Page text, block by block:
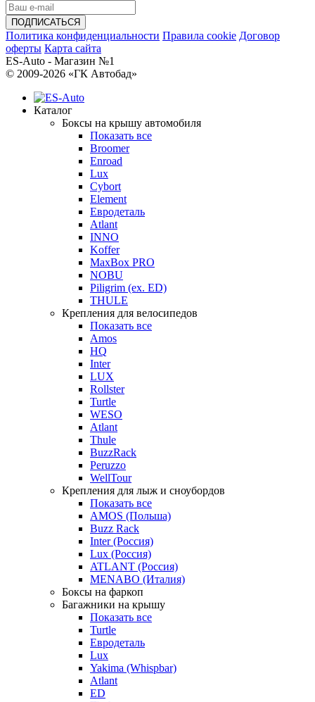
Политика конфиденциальности Правила cookie Договор
оферты Карта сайта
ES-Auto - Магазин №1
© 2009-2026 «ГК Автобад»
Каталог
Боксы на крышу автомобиля
Показать все
Broomer
Enroad
Lux
Cybort
Element
Евродеталь
Atlant
INNO
Koffer
MaxBox PRO
NOBU
Piligrim (ex. ED)
THULE
Крепления для велосипедов
Показать все
Amos
HQ
Inter
LUX
Rollster
Turtle
WESO
Atlant
Thule
BuzzRack
Peruzzo
WellTour
Крепления для лыж и сноубордов
Показать все
AMOS (Польша)
Buzz Rack
Inter (Россия)
Lux (Россия)
ATLANT (Россия)
MENABO (Италия)
Боксы на фаркоп
Багажники на крышу
Показать все
Turtle
Евродеталь
Lux
Yakima (Whispbar)
Atlant
ED